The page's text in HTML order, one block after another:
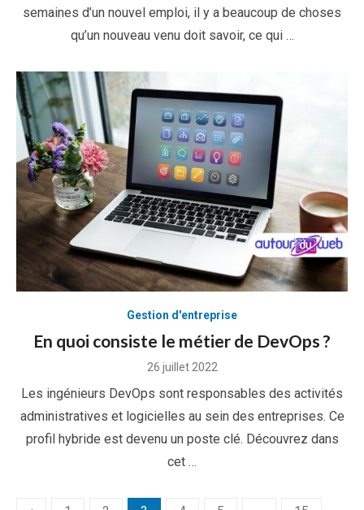
semaines d’un nouvel emploi, il y a beaucoup de choses
qu’un nouveau venu doit savoir, ce qui …
Gestion d'entreprise
En quoi consiste le métier de DevOps ?
Posted
26 juillet 2022
Les ingénieurs DevOps sont responsables des activités
administratives et logicielles au sein des entreprises. Ce
profil hybride est devenu un poste clé. Découvrez dans
cet …